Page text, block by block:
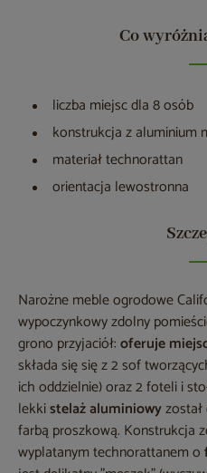
Co
liczba miejsc dla 8 osób
konstrukcja z aluminium
materiał technorattan
orientacja lewostronna
Narożne meble ogrodowe
wypoczynkowy zdolny
grono przyjaciół:oferuje
składa się się z 2 sof
ich oddzielnie) oraz 2 foteli i
lekkistelaż aluminiowy
farbą proszkową. Konstrukcja
wyplatanym technorattanem o